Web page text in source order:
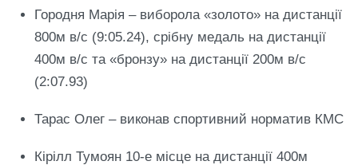
Городня Марія – виборола «золото» на дистанції
800м в/с (9:05.24), срібну медаль на дистанції
400м в/с та «бронзу» на дистанції 200м в/с
(2:07.93)
Тарас Олег – виконав спортивний норматив КМС
Кірілл Тумоян 10-е місце на дистанції 400м